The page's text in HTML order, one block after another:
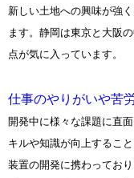
新しい土地への興味が強
ます。静岡は東京と大阪
点が気に入っています。
仕事のやりがいや苦
開発中に様々な課題に直
キルや知識が向上するこ
装置の開発に携わってお